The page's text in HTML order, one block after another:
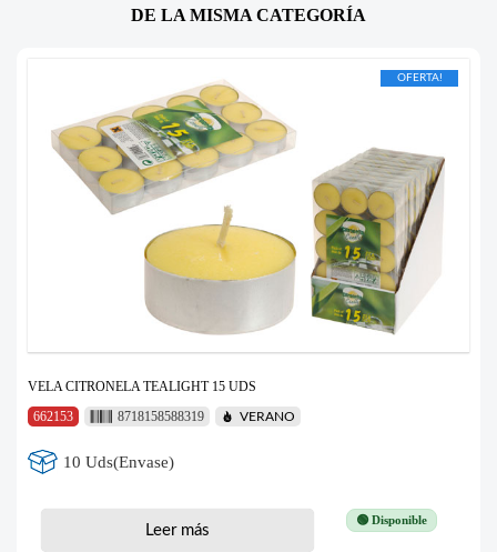
DE LA MISMA CATEGORÍA
OFERTA!
VELA CITRONELA TEALIGHT 15 UDS
662153
8718158588319 VERANO
10 Uds(Envase)
🟢 Disponible
Leer más